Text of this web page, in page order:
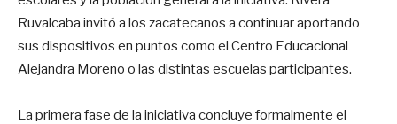
Ruvalcaba invitó a los zacatecanos a continuar aportando
sus dispositivos en puntos como el Centro Educacional
Alejandra Moreno o las distintas escuelas participantes.
La primera fase de la iniciativa concluye formalmente el